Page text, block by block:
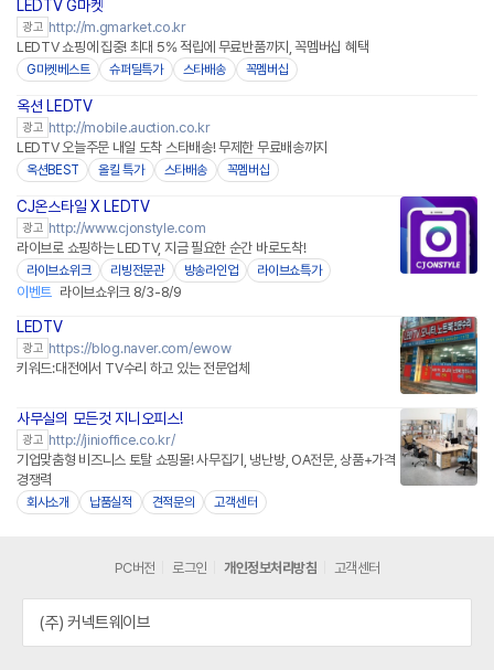
LEDTV G마켓
광고 http://m.gmarket.co.kr
LEDTV 쇼핑에 집중! 최대 5% 적립에 무료반품까지, 꼭멤버십 혜택
G마켓베스트 슈퍼딜특가 스타배송 꼭멤버십
옥션 LEDTV
광고 http://mobile.auction.co.kr
LEDTV 오늘주문 내일 도착 스타배송! 무제한 무료배송까지
옥션BEST 올킬 특가 스타배송 꼭멤버십
CJ온스타일 X LEDTV
광고 http://www.cjonstyle.com
라이브로 쇼핑하는 LEDTV, 지금 필요한 순간 바로도착!
라이브쇼위크 리빙전문관 방송라인업 라이브쇼특가
이벤트 라이브쇼위크 8/3-8/9
LEDTV
광고 https://blog.naver.com/ewow
키워드:대전에서 TV수리 하고 있는 전문업체
사무실의 모든것 지니오피스!
광고 http://jinioffice.co.kr/
기업맞춤형 비즈니스 토탈 쇼핑몰! 사무집기, 냉난방, OA전문, 상품+가격
경쟁력
회사소개 납품실적 견적문의 고객센터
PC버전 로그인 개인정보처리방침 고객센터
(주) 커넥트웨이브